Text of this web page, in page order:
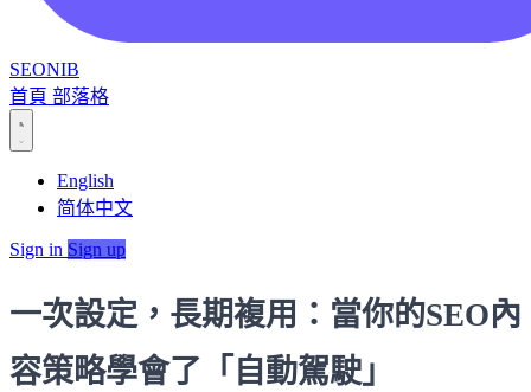
SEONIB
首頁 部落格
English
简体中文
Sign in Sign up
一次設定，長期複用：當你的SEO內
容策略學會了「自動駕駛」